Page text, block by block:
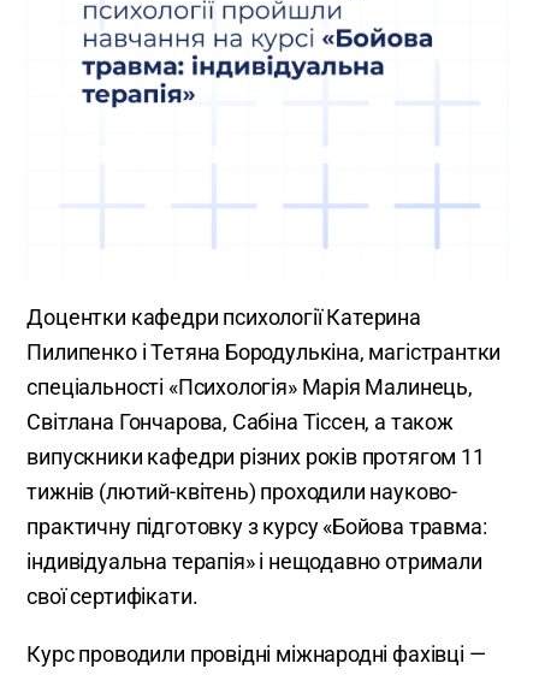
Доцентки кафедри психології Катерина
Пилипенко і Тетяна Бородулькіна, магістрантки
спеціальності «Психологія» Марія Малинець,
Світлана Гончарова, Сабіна Тіссен, а також
випускники кафедри різних років протягом 11
тижнів (лютий-квітень) проходили науково-
практичну підготовку з курсу «Бойова травма:
індивідуальна терапія» і нещодавно отримали
свої сертифікати.
Курс проводили провідні міжнародні фахівці —